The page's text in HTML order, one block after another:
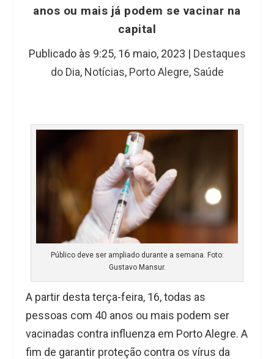
anos ou mais já podem se vacinar na
capital
Publicado às 9:25, 16 maio, 2023 | Destaques
do Dia, Notícias, Porto Alegre, Saúde
Público deve ser ampliado durante a semana. Foto:
Gustavo Mansur.
A partir desta terça-feira, 16, todas as
pessoas com 40 anos ou mais podem ser
vacinadas contra influenza em Porto Alegre. A
fim de garantir proteção contra os vírus da